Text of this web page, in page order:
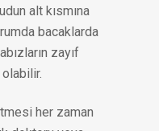
alt kısmına
bacaklarda
zayıf
her zaman